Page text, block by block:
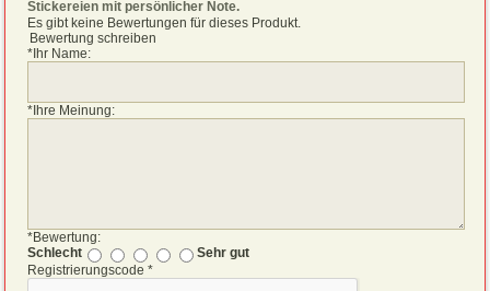
Stickereien mit persönlicher Note.
Es gibt keine Bewertungen für dieses Produkt.
Bewertung schreiben
*Ihr Name:
*Ihre Meinung:
*Bewertung:
Schlecht
Sehr gut
Registrierungscode*